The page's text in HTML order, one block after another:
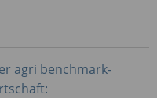
agri benchmark-